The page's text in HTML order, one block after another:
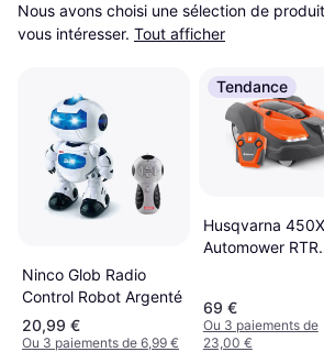
Nous avons choisi une sélection de
vous intéresser. Tout afficher
Ninco Glob Radio
Control Robot Argenté
20,99 €
Ou 3 paiements de 6,99 €
Tendance
Husqvarna 450X
Automower RTR
69 €
Ou 3 paiements de
23,00 €